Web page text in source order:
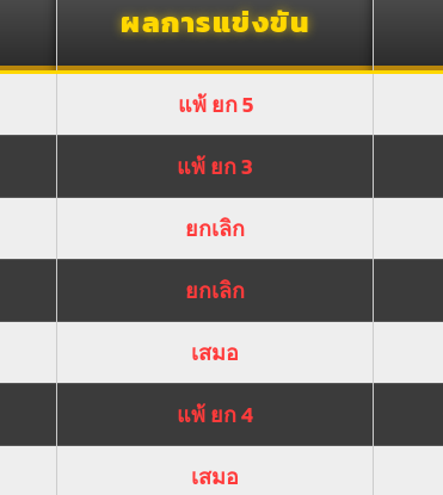
ผลการแข่งขัน
แพ้ ยก 5
แพ้ ยก 3
ยกเลิก
ยกเลิก
เสมอ
แพ้ ยก 4
เสมอ